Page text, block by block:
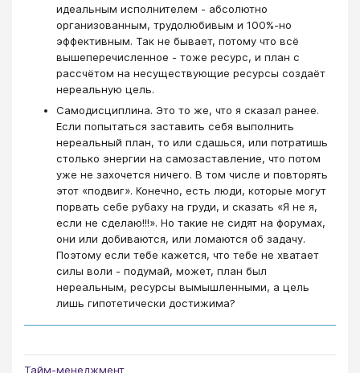
идеальным исполнителем - абсолютно
организованным, трудолюбивым и 100%-но
эффективным. Так не бывает, потому что всё
вышеперечисленное - тоже ресурс, и план с
рассчётом на несуществующие ресурсы создаёт
нереальную цель.
Самодисциплина. Это то же, что я сказал ранее.
Если попытаться заставить себя выполнить
нереальный план, то или сдашься, или потратишь
столько энергии на самозаставление, что потом
уже не захочется ничего. В том числе и повторять
этот «подвиг». Конечно, есть люди, которые могут
порвать себе рубаху на груди, и сказать «Я не я,
если не сделаю!!!». Но такие не сидят на форумах,
они или добиваются, или ломаются об задачу.
Поэтому если тебе кажется, что тебе не хватает
силы воли - подумай, может, план был
нереальным, ресурсы вымышленными, а цель
лишь гипотетически достижима?
Тайм-менеджмент